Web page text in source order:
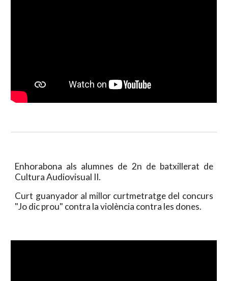
Enhorabona als alumnes de 2n de batxillerat de
Cultura Audiovisual II.
Curt guanyador al millor curtmetratge del concurs
"Jo dic prou" contra la violència contra les dones.